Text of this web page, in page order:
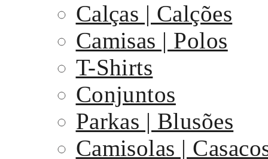
Calças | Calções
Camisas | Polos
T-Shirts
Conjuntos
Parkas | Blusões
Camisolas |